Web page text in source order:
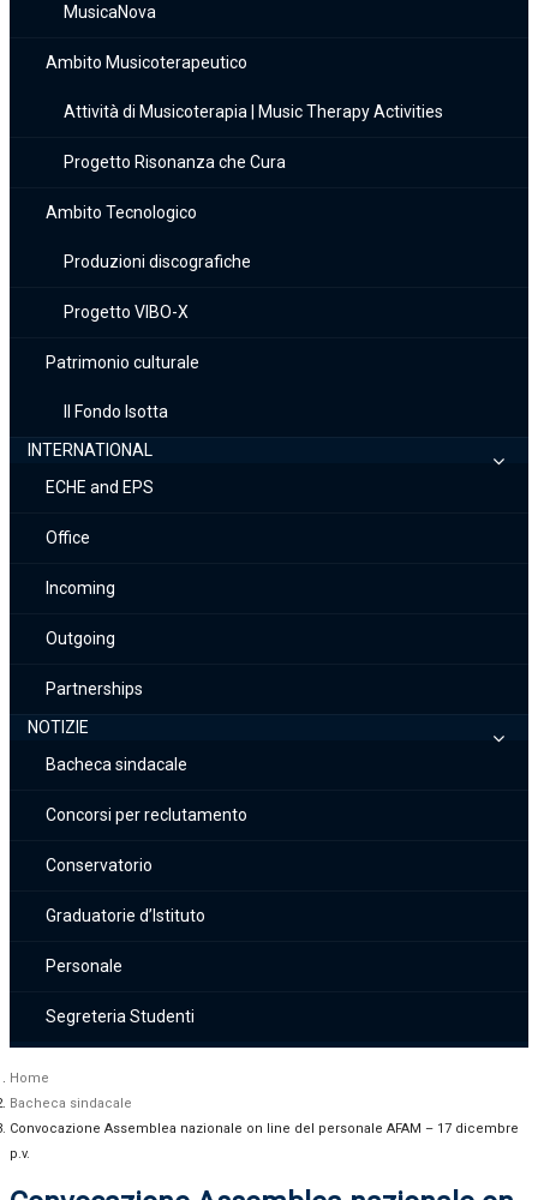
MusicaNova
Ambito Musicoterapeutico
Attività di Musicoterapia | Music Therapy Activities
Progetto Risonanza che Cura
Ambito Tecnologico
Produzioni discografiche
Progetto VIBO-X
Patrimonio culturale
Il Fondo Isotta
INTERNATIONAL
ECHE and EPS
Office
Incoming
Outgoing
Partnerships
NOTIZIE
Bacheca sindacale
Concorsi per reclutamento
Conservatorio
Graduatorie d’Istituto
Personale
Segreteria Studenti
Home
Bacheca sindacale
Convocazione Assemblea nazionale on line del personale AFAM – 17 dicembre
p.v.